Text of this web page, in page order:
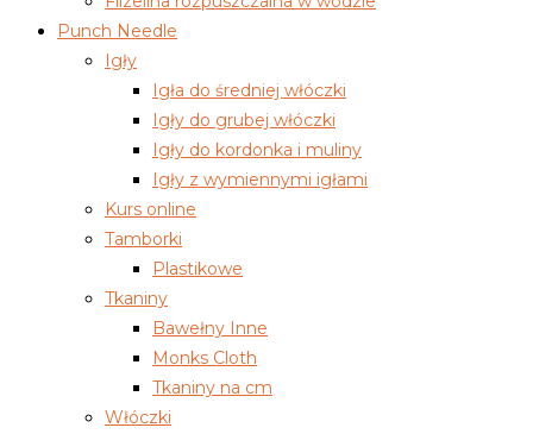
Punch Needle
Igły
Igła do średniej włóczki
Igły do grubej włóczki
Igły do kordonka i muliny
Igły z wymiennymi igłami
Kurs online
Tamborki
Plastikowe
Tkaniny
Bawełny Inne
Monks Cloth
Tkaniny na cm
Włóczki